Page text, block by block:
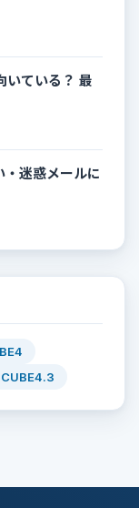
いている？ 最
迷惑メールに